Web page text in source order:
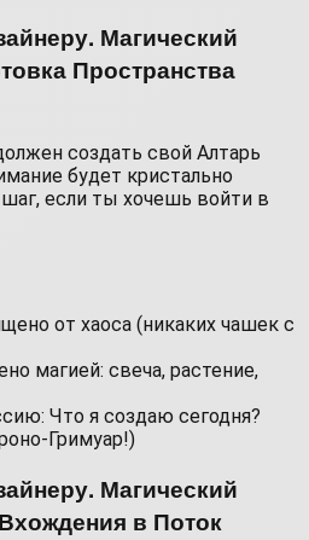
Магический
Пространства
создать свой Алтарь
будет кристально
если ты хочешь войти в
от хаоса (никаких чашек с
магией: свеча, растение,
Что я создаю сегодня?
Гримуар!)
Магический
в Поток